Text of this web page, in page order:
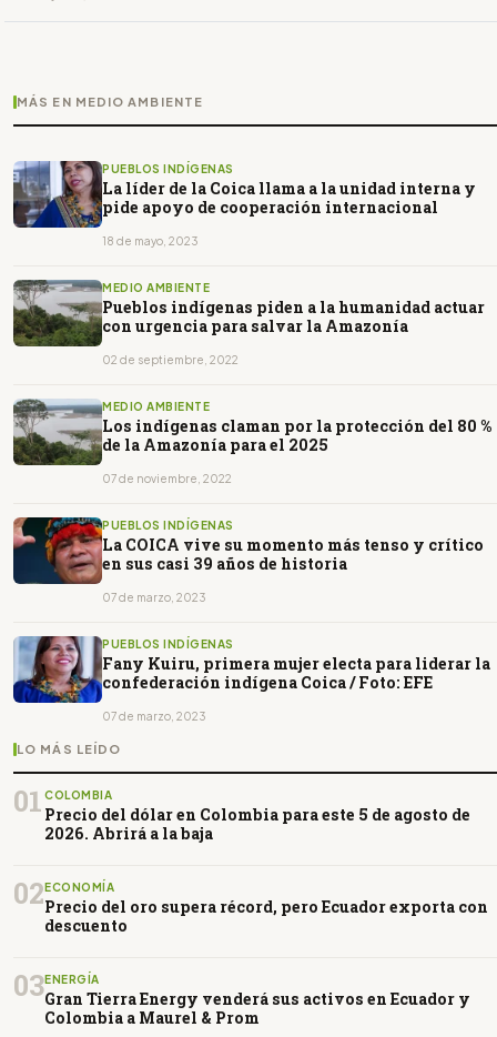
MÁS EN MEDIO AMBIENTE
PUEBLOS INDÍGENAS
La líder de la Coica llama a la unidad interna y
pide apoyo de cooperación internacional
18 de mayo, 2023
MEDIO AMBIENTE
Pueblos indígenas piden a la humanidad actuar
con urgencia para salvar la Amazonía
02 de septiembre, 2022
MEDIO AMBIENTE
Los indígenas claman por la protección del 80 %
de la Amazonía para el 2025
07 de noviembre, 2022
PUEBLOS INDÍGENAS
La COICA vive su momento más tenso y crítico
en sus casi 39 años de historia
07 de marzo, 2023
PUEBLOS INDÍGENAS
Fany Kuiru, primera mujer electa para liderar la
confederación indígena Coica / Foto: EFE
07 de marzo, 2023
LO MÁS LEÍDO
01 COLOMBIA
Precio del dólar en Colombia para este 5 de agosto de
2026. Abrirá a la baja
02ECONOMÍA
Precio del oro supera récord, pero Ecuador exporta con
descuento
03ENERGÍA
Gran Tierra Energy venderá sus activos en Ecuador y
Colombia a Maurel & Prom